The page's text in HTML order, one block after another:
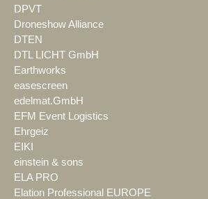
DPVT
Droneshow Alliance
DTEN
DTL LICHT GmbH
Earthworks
easescreen
edelmat.GmbH
EFM Event Logistics
Ehrgeiz
EIKI
einstein & sons
ELA PRO
Elation Professional EUROPE